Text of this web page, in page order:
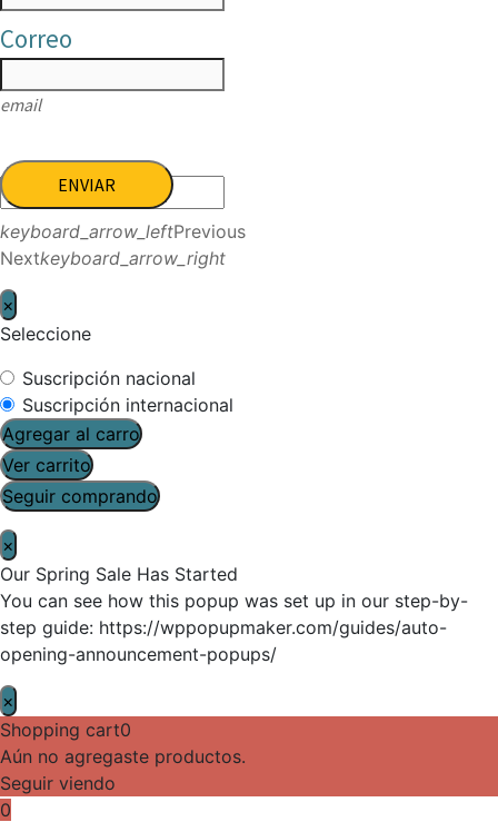
Correo
email
ENVIAR
keyboard_arrow_leftPrevious
Nextkeyboard_arrow_right
×
Seleccione
Suscripción nacional
Suscripción internacional
Agregar al carro
Ver carrito
Seguir comprando
×
Our Spring Sale Has Started
You can see how this popup was set up in our step-by-
step guide: https://wppopupmaker.com/guides/auto-
opening-announcement-popups/
×
Shopping cart0
Aún no agregaste productos.
Seguir viendo
0